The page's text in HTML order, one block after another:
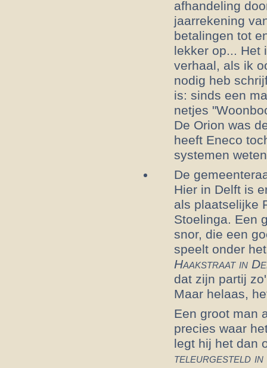
afhandeling
jaarrekening
betalingen tot
lekker op... Het
verhaal, als ik
nodig heb
is: sinds een
netjes
De Orion was
heeft Eneco
systemen
De
Hier in Delft is
als plaatselijke
Stoelinga. Een
snor, die een
speelt onder
Haakstraat in
dat zijn partij
Maar helaas,
Een groot man
precies waar
legt hij het dan
teleurgesteld in